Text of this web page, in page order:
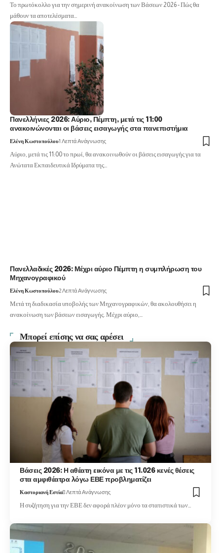
Το πρωτόκολλο για την σημερινή ανακοίνωση των Βάσεων 2026 - Πώς θα
μάθουν τα αποτελέσματα…
Πανελλήνιες 2026: Αύριο, Πέμπτη, μετά τις 11:00
ανακοινώνονται οι βάσεις εισαγωγής στα πανεπιστήμια
Ελένη Κωστοπούλου1 Λεπτά Ανάγνωσης
Αύριο, μετά τις 11:00 το πρωί, θα ανακοινωθούν οι βάσεις εισαγωγής για τα
Ανώτατα Εκπαιδευτικά Ιδρύματα της…
Πανελλαδικές 2026: Μέχρι αύριο Πέμπτη η συμπλήρωση του
Μηχανογραφικού
Ελένη Κωστοπούλου2 Λεπτά Ανάγνωσης
Μετά τη διαδικασία υποβολής των Μηχανογραφικών, θα ακολουθήσει η
ανακοίνωση των βάσεων εισαγωγής. Μέχρι αύριο,…
Μπορεί επίσης να σας αρέσει
Βάσεις 2026: Η αθέατη εικόνα με τις 11.026 κενές θέσεις
στα αμφιθέατρα λόγω ΕΒΕ προβληματίζει
Καστοριανή Εστία8 Λεπτά Ανάγνωσης
Η συζήτηση για την ΕΒΕ δεν αφορά πλέον μόνο τα στατιστικά των…